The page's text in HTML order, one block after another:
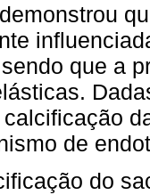
demonstrou
que a
de
do